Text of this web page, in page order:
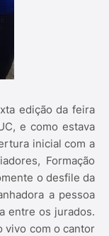
edição da feira
e como estava
inicial com a
Formação
o desfile da
a pessoa
entre os jurados.
vivo com o cantor